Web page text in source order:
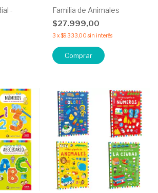
-
Familia de Animales
$27.999,00
3 x$9.333,00 sin interés
Comprar